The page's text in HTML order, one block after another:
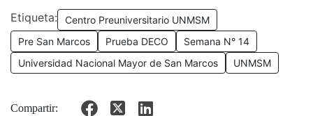
Etiqueta:
Centro Preuniversitario UNMSM
Pre San Marcos
Prueba DECO
Semana N° 14
Universidad Nacional Mayor de San Marcos
UNMSM
Compartir: